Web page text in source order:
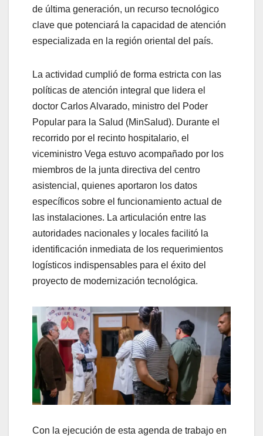
de última generación, un recurso tecnológico
clave que potenciará la capacidad de atención
especializada en la región oriental del país.
La actividad cumplió de forma estricta con las
políticas de atención integral que lidera el
doctor Carlos Alvarado, ministro del Poder
Popular para la Salud (MinSalud). Durante el
recorrido por el recinto hospitalario, el
viceministro Vega estuvo acompañado por los
miembros de la junta directiva del centro
asistencial, quienes aportaron los datos
específicos sobre el funcionamiento actual de
las instalaciones. La articulación entre las
autoridades nacionales y locales facilitó la
identificación inmediata de los requerimientos
logísticos indispensables para el éxito del
proyecto de modernización tecnológica.
Con la ejecución de esta agenda de trabajo en